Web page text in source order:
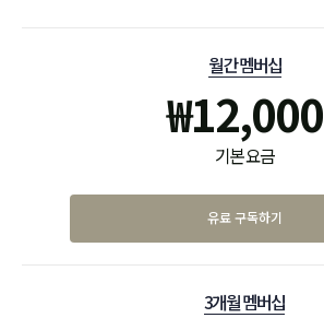
월간 멤버십
₩12,000
기본 요금
유료 구독하기
3개월 멤버십